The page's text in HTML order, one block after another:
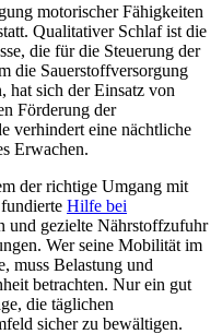
motorischer Fähigkeiten
Qualitativer Schlaf ist die
die für die Steuerung der
die Sauerstoffversorgung
hat sich der Einsatz von
Förderung der
verhindert eine nächtliche
Erwachen.
der richtige Umgang mit
Hilfe bei
und gezielte Nährstoffzufuhr
Wer seine Mobilität im
muss Belastung und
betrachten. Nur ein gut
die täglichen
sicher zu bewältigen.